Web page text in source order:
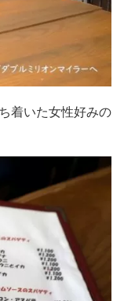
着いた女性好みの